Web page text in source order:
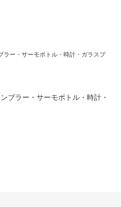
ー・サーモボトル・時計・ガラスプ
ブラー・サーモボトル・時計・